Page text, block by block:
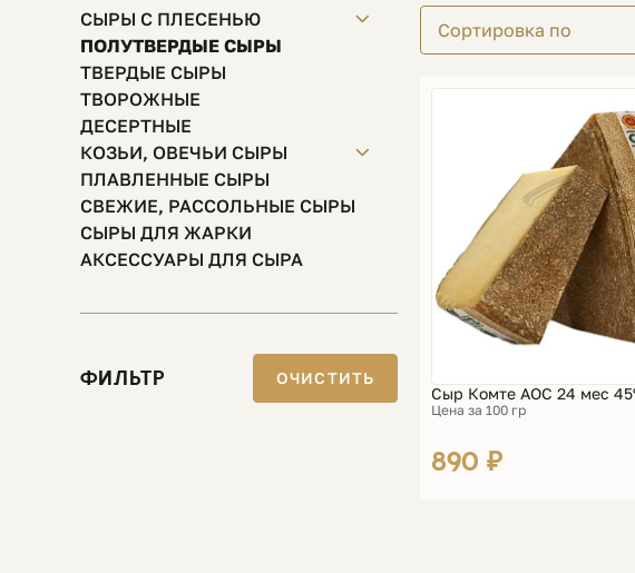
СЫРЫ С ПЛЕСЕНЬЮ
ПОЛУТВЕРДЫЕ СЫРЫ
ТВЕРДЫЕ СЫРЫ
ТВОРОЖНЫЕ
ДЕСЕРТНЫЕ
КОЗЬИ, ОВЕЧЬИ СЫРЫ
ПЛАВЛЕННЫЕ СЫРЫ
СВЕЖИЕ, РАССОЛЬНЫЕ СЫРЫ
СЫРЫ ДЛЯ ЖАРКИ
АКСЕССУАРЫ ДЛЯ СЫРА
ФИЛЬТР ОЧИСТИТЬ
Сортировка по
Сыр Комте АОС 24 мес
Цена за 100 гр
890 ₽